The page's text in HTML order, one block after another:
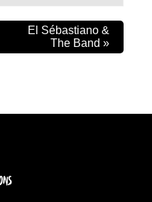
El Sébastiano &
The Band »